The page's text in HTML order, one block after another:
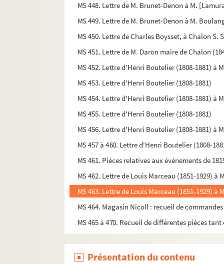
MS 448. Lettre de M. Brunet-Denon à M.
MS 449. Lettre de M. Brunet-Denon à M.
MS 450. Lettre de Charles Boysset, à Chalon S.
MS 451. Lettre de M. Daron maire de Chalon
MS 452. Lettre d'Henri Boutelier (1808-1881) à
MS 453. Lettre d'Henri Boutelier (1808-1881)
MS 454. Lettre d'Henri Boutelier (1808-1881) à
MS 455. Lettre d'Henri Boutelier (1808-1881)
MS 456. Lettre d'Henri Boutelier (1808-1881) à
MS 457 à 460. Lettre d'Henri Boutelier (1808-
MS 461. Pièces relatives aux événements de
MS 462. Lettre de Louis Marceau (1851-1929)
MS 463. Lettre de Louis Marceau (1851-1929)
MS 464. Magasin Nicoll : recueil de commandes
MS 465 à 470. Recueil de différentes pièces
Présentation du contenu